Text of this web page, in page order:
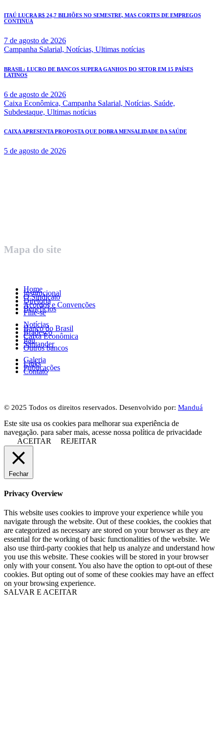
ITAÚ LUCRA R$ 24,7 BILHÕES NO SEMESTRE, MAS CORTES DE EMPREGOS
CONTINUA
7 de agosto de 2026
Campanha Salarial, Notícias, Ultimas notícias
BRASIL: LUCRO DE BANCOS SUPERA GANHOS DO SETOR EM 15 PAÍSES
LATINOS
6 de agosto de 2026
Caixa Econômica, Campanha Salarial, Notícias, Saúde,
Subdestaque, Ultimas notícias
CAIXA APRESENTA PROPOSTA QUE DOBRA MENSALIDADE DA SAÚDE
5 de agosto de 2026
Mapa do site
Home
Institucional
O Sindicato
Diretoria
Acordos e Convenções
Benefícios
Filie-se
Notícias
Banco do Brasil
Bradesco
Caixa Econômica
Itaú
Santander
Outros bancos
Galeria
Links
Publicações
Contato
© 2025 Todos os direitos reservados. Desenvolvido por: Manduá
Este site usa os cookies para melhorar sua experiência de
navegação. para saber mais, acesse nossa política de privacidade
ACEITAR
REJEITAR
Fechar
Privacy Overview
This website uses cookies to improve your experience while you
navigate through the website. Out of these cookies, the cookies that
are categorized as necessary are stored on your browser as they are
essential for the working of basic functionalities of the website. We
also use third-party cookies that help us analyze and understand how
you use this website. These cookies will be stored in your browser
only with your consent. You also have the option to opt-out of these
cookies. But opting out of some of these cookies may have an effect
on your browsing experience.
SALVAR E ACEITAR